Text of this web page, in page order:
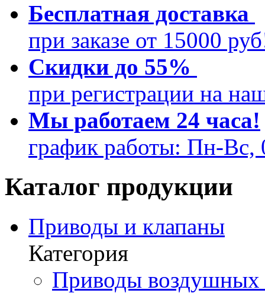
Бесплатная доставка
при заказе от 15000
Скидки до 55%
при регистрации на
Мы работаем 24 часа!
график работы: Пн-Вс,
Каталог продукции
Приводы и клапаны
Категория
Приводы воздушных